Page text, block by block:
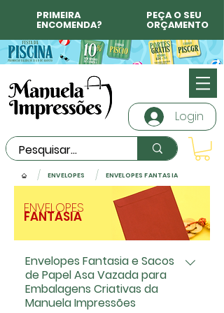
PRIMEIRA
ENCOMENDA?
PEÇA O SEU
ORÇAMENTO
Login
/ ENVELOPES / ENVELOPES FANTASIA
ENVELOPES
FANTASIA
Envelopes Fantasia e Sacos
de Papel Asa Vazada para
Embalagens Criativas da
Manuela Impressões